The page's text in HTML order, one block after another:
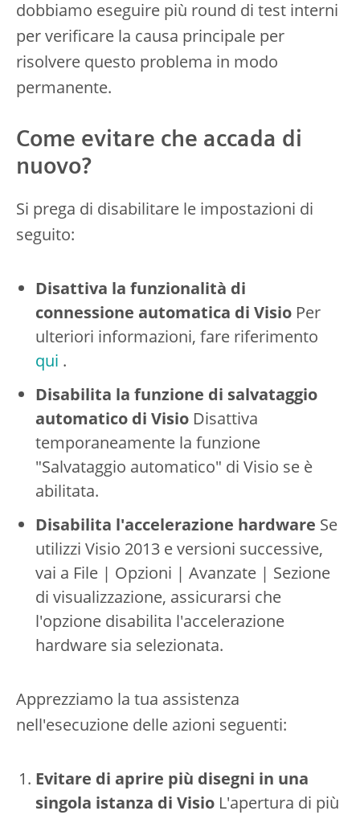
dobbiamo eseguire più round di test interni
per verificare la causa principale per
risolvere questo problema in modo
permanente.
Come evitare che accada di
nuovo?
Si prega di disabilitare le impostazioni di
seguito:
Disattiva la funzionalità di
connessione automatica di Visio Per
ulteriori informazioni, fare riferimento
qui .
Disabilita la funzione di salvataggio
automatico di Visio Disattiva
temporaneamente la funzione
"Salvataggio automatico" di Visio se è
abilitata.
Disabilita l'accelerazione hardware Se
utilizzi Visio 2013 e versioni successive,
vai a File | Opzioni | Avanzate | Sezione
di visualizzazione, assicurarsi che
l'opzione disabilita l'accelerazione
hardware sia selezionata.
Apprezziamo la tua assistenza
nell'esecuzione delle azioni seguenti:
Evitare di aprire più disegni in una
singola istanza di Visio L'apertura di più